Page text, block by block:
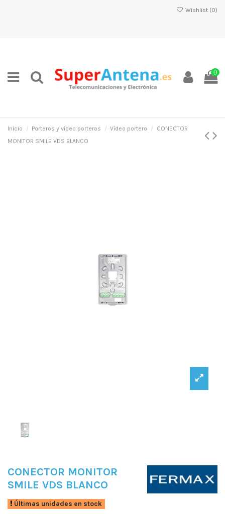
Wishlist (0)
0
Inicio Porteros y vídeo porteros Vídeo portero
CONECTOR
MONITOR SMILE VDS BLANCO
CONECTOR MONITOR
SMILE VDS BLANCO
Últimas unidades en stock